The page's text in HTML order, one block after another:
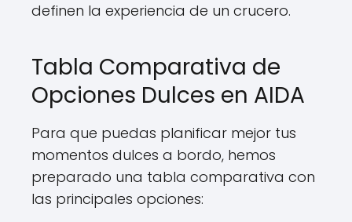
definen la experiencia de un crucero.
Tabla Comparativa de
Opciones Dulces en AIDA
Para que puedas planificar mejor tus
momentos dulces a bordo, hemos
preparado una tabla comparativa con
las principales opciones: